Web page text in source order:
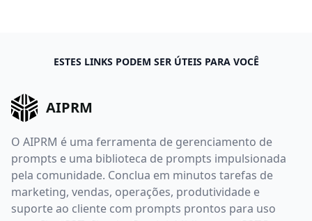
ESTES LINKS PODEM SER ÚTEIS PARA VOCÊ
AIPRM
O AIPRM é uma ferramenta de gerenciamento de
prompts e uma biblioteca de prompts impulsionada
pela comunidade. Conclua em minutos tarefas de
marketing, vendas, operações, produtividade e
suporte ao cliente com prompts prontos para uso